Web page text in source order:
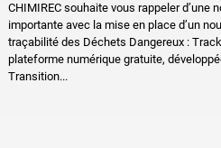
CHIMIREC souhaite vous rappeler d’une
importante avec la mise en place d’un
traçabilité des Déchets Dangereux :
plateforme numérique gratuite,
Transition...